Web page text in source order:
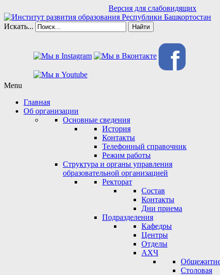
Версия для слабовидящих
Искать... Найти
f
Menu
Главная
Об организации
Основные сведения
История
Контакты
Телефонный справочник
Режим работы
Структура и органы управления
образовательной организацией
Ректорат
Состав
Контакты
Дни приема
Подразделения
Кафедры
Центры
Отделы
АХЧ
Столовая